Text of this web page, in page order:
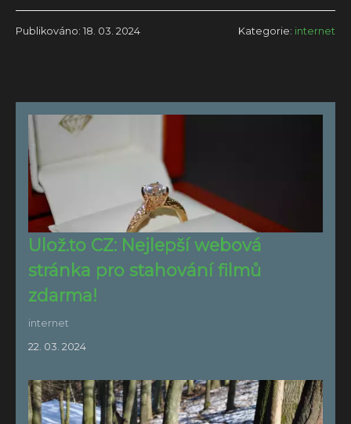
Publikováno: 18. 03. 2024 Kategorie: internet
Ulož.to CZ: Nejlepší webová
stránka pro stahování filmů
zdarma!
internet
22. 03. 2024